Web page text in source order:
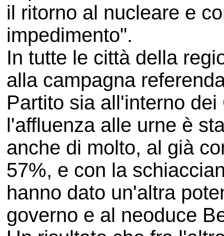
il ritorno al nucleare e
impedimento".
In tutte le città della
alla campagna
Partito sia all'interno
l'affluenza alle urne è
anche di molto, al già
57%, e con la
hanno dato un'altra
governo e al neoduce